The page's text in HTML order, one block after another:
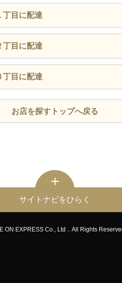
目に配達
目に配達
目に配達
お店を探すトップへ戻る
サイトナビをひらく
ON EXPRESS Co., Ltd．All Rights